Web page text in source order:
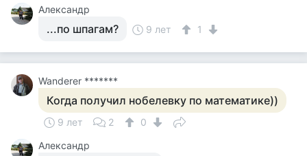
Александр
...по шпагам? 9 лет 1
Wanderer *******
Когда получил нобелевку по математике))
9 лет 2
0
Александр